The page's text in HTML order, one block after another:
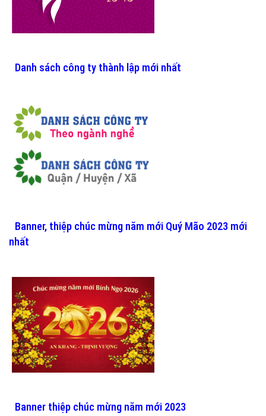
Danh sách công ty thành lập mới nhất
Banner, thiệp chúc mừng năm mới Quý Mão 2023 mới
nhất
Banner thiệp chúc mừng năm mới 2023